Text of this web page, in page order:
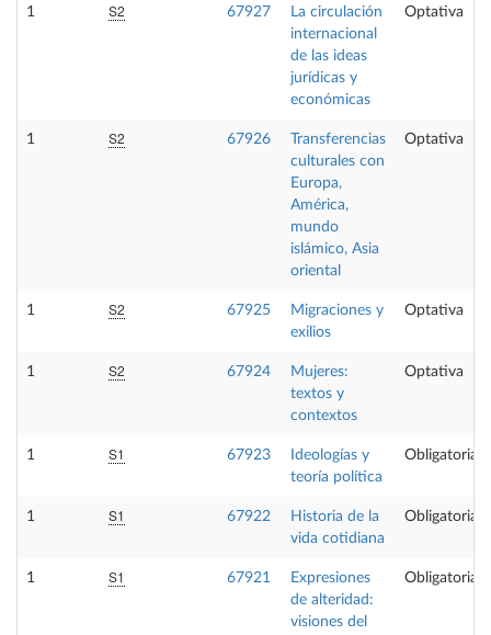
1 S2 67927
La circulación
internacional
de las ideas
jurídicas y
económicas
Optativa
1 S2 67926
Transferencias
culturales con
Europa,
América,
mundo
islámico, Asia
oriental
Optativa
1 S2 67925
Migraciones y
exilios
Optativa
1 S2 67924
Mujeres:
textos y
contextos
Optativa
1 S1 67923
Ideologías y
teoría política
Obligatoria
1 S1 67922
Historia de la
vida cotidiana
Obligatoria
1 S1 67921
Expresiones
de alteridad:
visiones del
Obligatoria